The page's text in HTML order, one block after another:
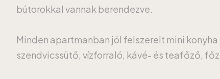
bútorokkal vannak berendezve.
Minden apartmanban jól felszerelt mini
szendvicssütő, vízforraló, kávé- és teafőző,